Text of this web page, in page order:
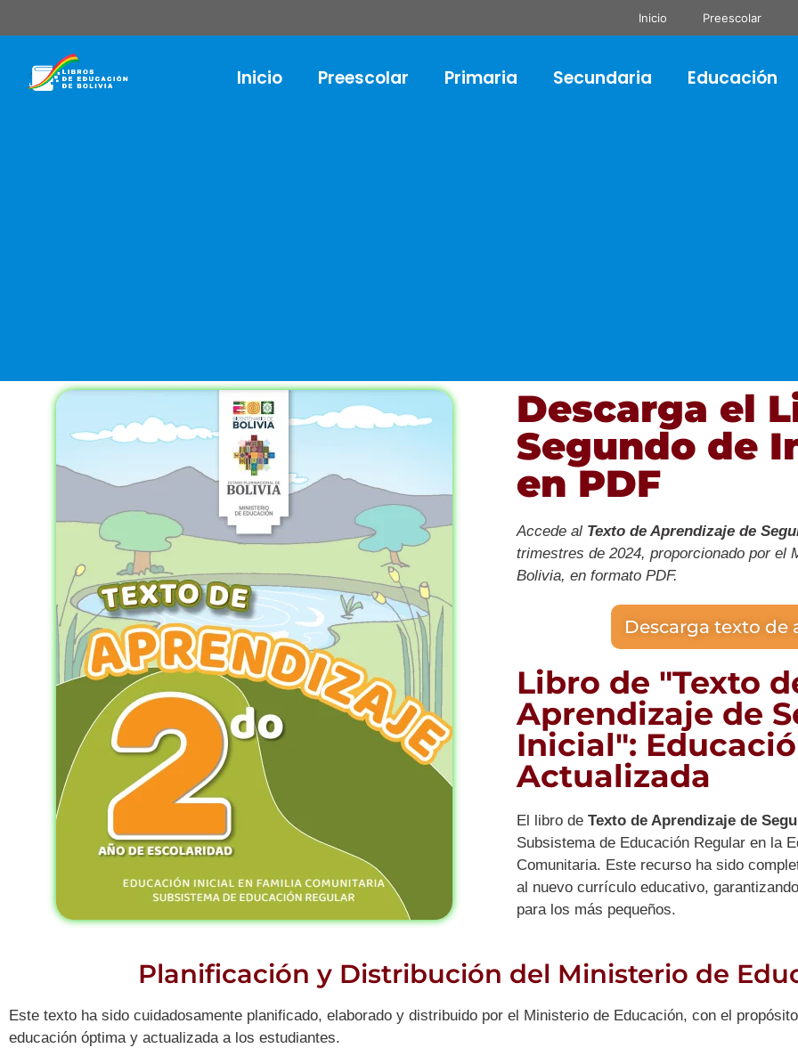
Inicio Preescolar
Inicio Preescolar Primaria Secundaria Educación
Descarga el
Segundo de
en PDF
Accede al Texto de Aprendizaje de
trimestres de 2024, proporcionado por el
Bolivia, en formato PDF.
Descarga texto de
Libro de "Texto
Aprendizaje de
Inicial":
Actualizada
El libro de Texto de Aprendizaje de
Subsistema de Educación Regular en la
Comunitaria. Este recurso ha sido
al nuevo currículo educativo,
para los más pequeños.
Planificación y Distribución del Ministerio de
Este texto ha sido cuidadosamente planificado, elaborado y distribuido por el Ministerio de Educación, con el
educación óptima y actualizada a los estudiantes.